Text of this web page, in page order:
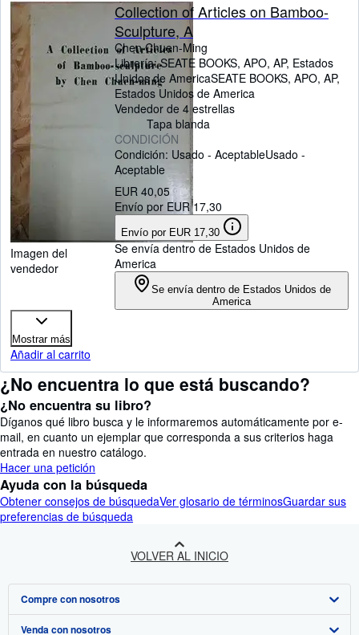
Imagen del
vendedor
Collection of Articles on Bamboo-
Sculpture, A
Chen Chuen-Ming
Librería:SEATE BOOKS, APO, AP, Estados
Unidos de AmericaSEATE BOOKS, APO, AP,
Estados Unidos de America
Vendedor de 4 estrellas
Tapa blanda
CONDICIÓN
Condición: Usado - AceptableUsado -
Aceptable
EUR 40,05
Envío por EUR 17,30
Envío por EUR 17,30
Se envía dentro de Estados Unidos de
America
Se envía dentro de Estados Unidos de
America
Mostrar más
Añadir al carrito
¿No encuentra lo que está buscando?
¿No encuentra su libro?
Díganos qué libro busca y le informaremos automáticamente por e-
mail, en cuanto un ejemplar que corresponda a sus criterios haga
entrada en nuestro catálogo.
Hacer una petición
Ayuda con la búsqueda
Obtener consejos de búsquedaVer glosario de términosGuardar sus
preferencias de búsqueda
VOLVER AL INICIO
Compre con nosotros
Búsqueda avanzada
Venda con nosotros